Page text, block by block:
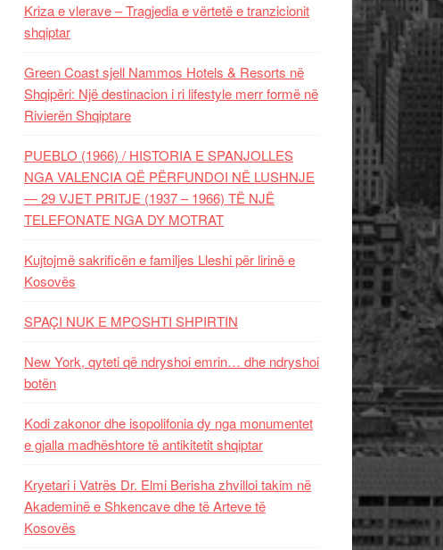
Kriza e vlerave – Tragjedia e vërtetë e tranzicionit
shqiptar
Green Coast sjell Nammos Hotels & Resorts në
Shqipëri: Një destinacion i ri lifestyle merr formë në
Rivierën Shqiptare
PUEBLO (1966) / HISTORIA E SPANJOLLES
NGA VALENCIA QË PËRFUNDOI NË LUSHNJE
— 29 VJET PRITJE (1937 – 1966) TË NJË
TELEFONATE NGA DY MOTRAT
Kujtojmë sakrificën e familjes Lleshi për lirinë e
Kosovës
SPAÇI NUK E MPOSHTI SHPIRTIN
New York, qyteti që ndryshoi emrin… dhe ndryshoi
botën
Kodi zakonor dhe isopolifonia dy nga monumentet
e gjalla madhështore të antikitetit shqiptar
Kryetari i Vatrës Dr. Elmi Berisha zhvilloi takim në
Akademinë e Shkencave dhe të Arteve të
Kosovës